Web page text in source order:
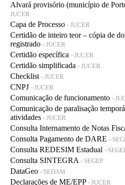
Alvará provisório (município de
JUCER
Capa de Processo - JUCER
Certidão de inteiro teor – cópia de
registrado - JUCER
Certidão específica - JUCER
Certidão simplificada - JUCER
Checklist - JUCER
CNPJ - JUCER
Comunicação de funcionamento -
Comunicação de paralisação
atividades - JUCER
Consulta Internamento de Notas
Consulta Pagamento de DARE -
Consulta REDESIM Estadual -
Consulta SINTEGRA - SEGEP
DataGeo - SEDAM
Declarações de ME/EPP - JUCER